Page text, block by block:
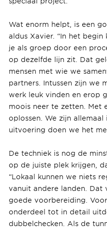
Wat enorm helpt, is een
aldus Xavier. “In het
je als groep door een
op dezelfde lijn zit. Dat
mensen met wie we
partners. Intussen zijn we
werk leuk vinden en erop
moois neer te zetten. Met
oplossen. We zijn
uitvoering doen we het
De techniek is nog de
op de juiste plek krijgen,
“Lokaal kunnen we niets
vanuit andere landen. Dat
goede voorbereiding.
onderdeel tot in detail
dubbelchecken. Als de